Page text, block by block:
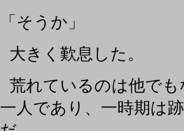
「そうか」
大きく歎息した。
荒れているのは他で
一人であり、一時期は